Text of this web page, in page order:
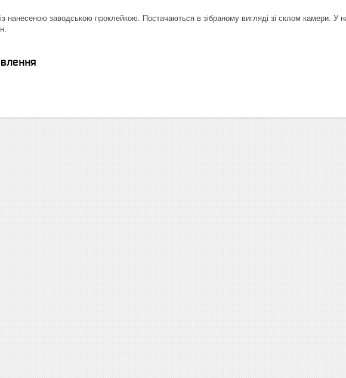
нанесеною заводською проклейкою. Постачаються в зібраному вигляді зі склом камери. У